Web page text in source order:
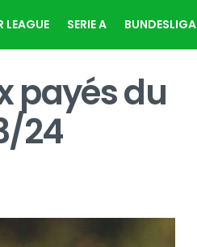
LEAGUE SERIE A BUNDESLIGA
payés du
24